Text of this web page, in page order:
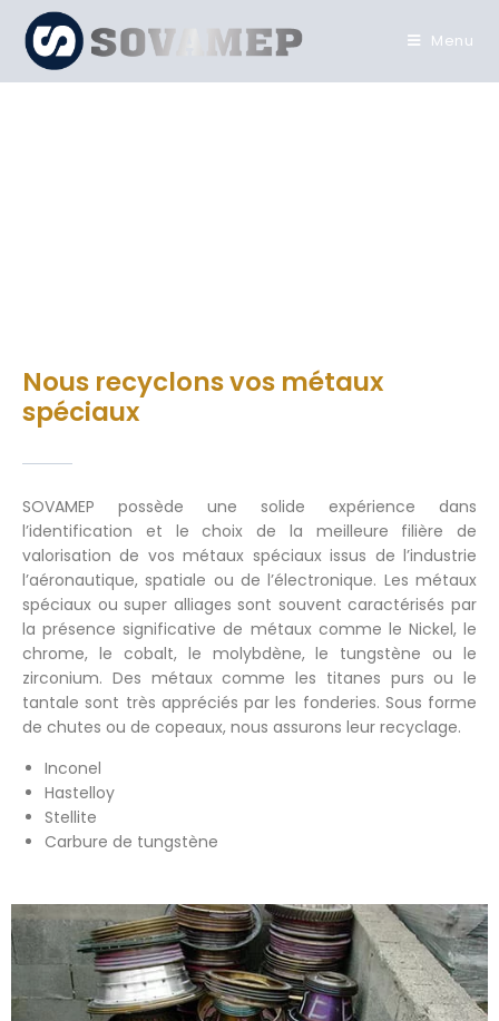
Menu
Nous recyclons vos métaux
spéciaux
SOVAMEP possède une solide expérience dans
l’identification et le choix de la meilleure filière de
valorisation de vos métaux spéciaux issus de l’industrie
l’aéronautique, spatiale ou de l’électronique. Les métaux
spéciaux ou super alliages sont souvent caractérisés par
la présence significative de métaux comme le Nickel, le
chrome, le cobalt, le molybdène, le tungstène ou le
zirconium. Des métaux comme les titanes purs ou le
tantale sont très appréciés par les fonderies. Sous forme
de chutes ou de copeaux, nous assurons leur recyclage.
Inconel
Hastelloy
Stellite
Carbure de tungstène